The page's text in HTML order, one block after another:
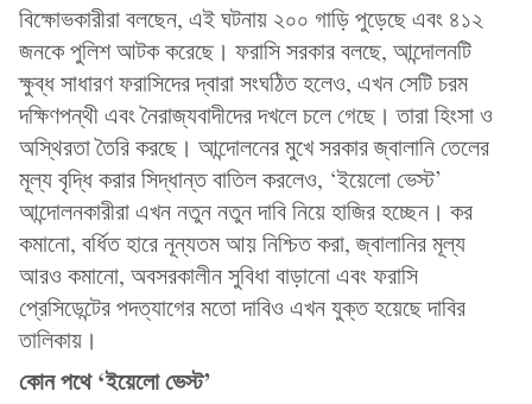
বিক্ষোভকারীরা বলছেন, এই ঘটনায় ২০০ গাড়ি পুড়েছে এবং ৪১২
জনকে পুলিশ আটক করেছে। ফরাসি সরকার বলছে, আন্দোলনটি
ক্ষুব্ধ সাধারণ ফরাসিদের দ্বারা সংঘঠিত হলেও, এখন সেটি চরম
দক্ষিণপন্থী এবং নৈরাজ্যবাদীদের দখলে চলে গেছে। তারা হিংসা ও
অস্থিরতা তৈরি করছে। আন্দোলনের মুখে সরকার জ্বালানি তেলের
মূল্য বৃদ্ধি করার সিদ্ধান্ত বাতিল করলেও, ‘ইয়েলো ভেস্ট’
আন্দোলনকারীরা এখন নতুন নতুন দাবি নিয়ে হাজির হচ্ছেন। কর
কমানো, বর্ধিত হারে নূন্যতম আয় নিশ্চিত করা, জ্বালানির মূল্য
আরও কমানো, অবসরকালীন সুবিধা বাড়ানো এবং ফরাসি
প্রেসিডেন্টের পদত্যাগের মতো দাবিও এখন যুক্ত হয়েছে দাবির
তালিকায়।
কোন পথে ‘ইয়েলোভেস্ট’